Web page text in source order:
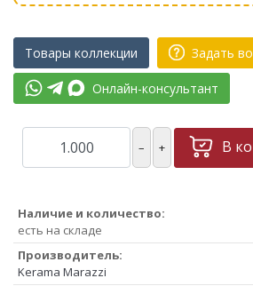
Товары коллекции Задать
Онлайн-консультант
– + В
Наличие и количество:
есть на складе
Производитель:
Kerama Marazzi